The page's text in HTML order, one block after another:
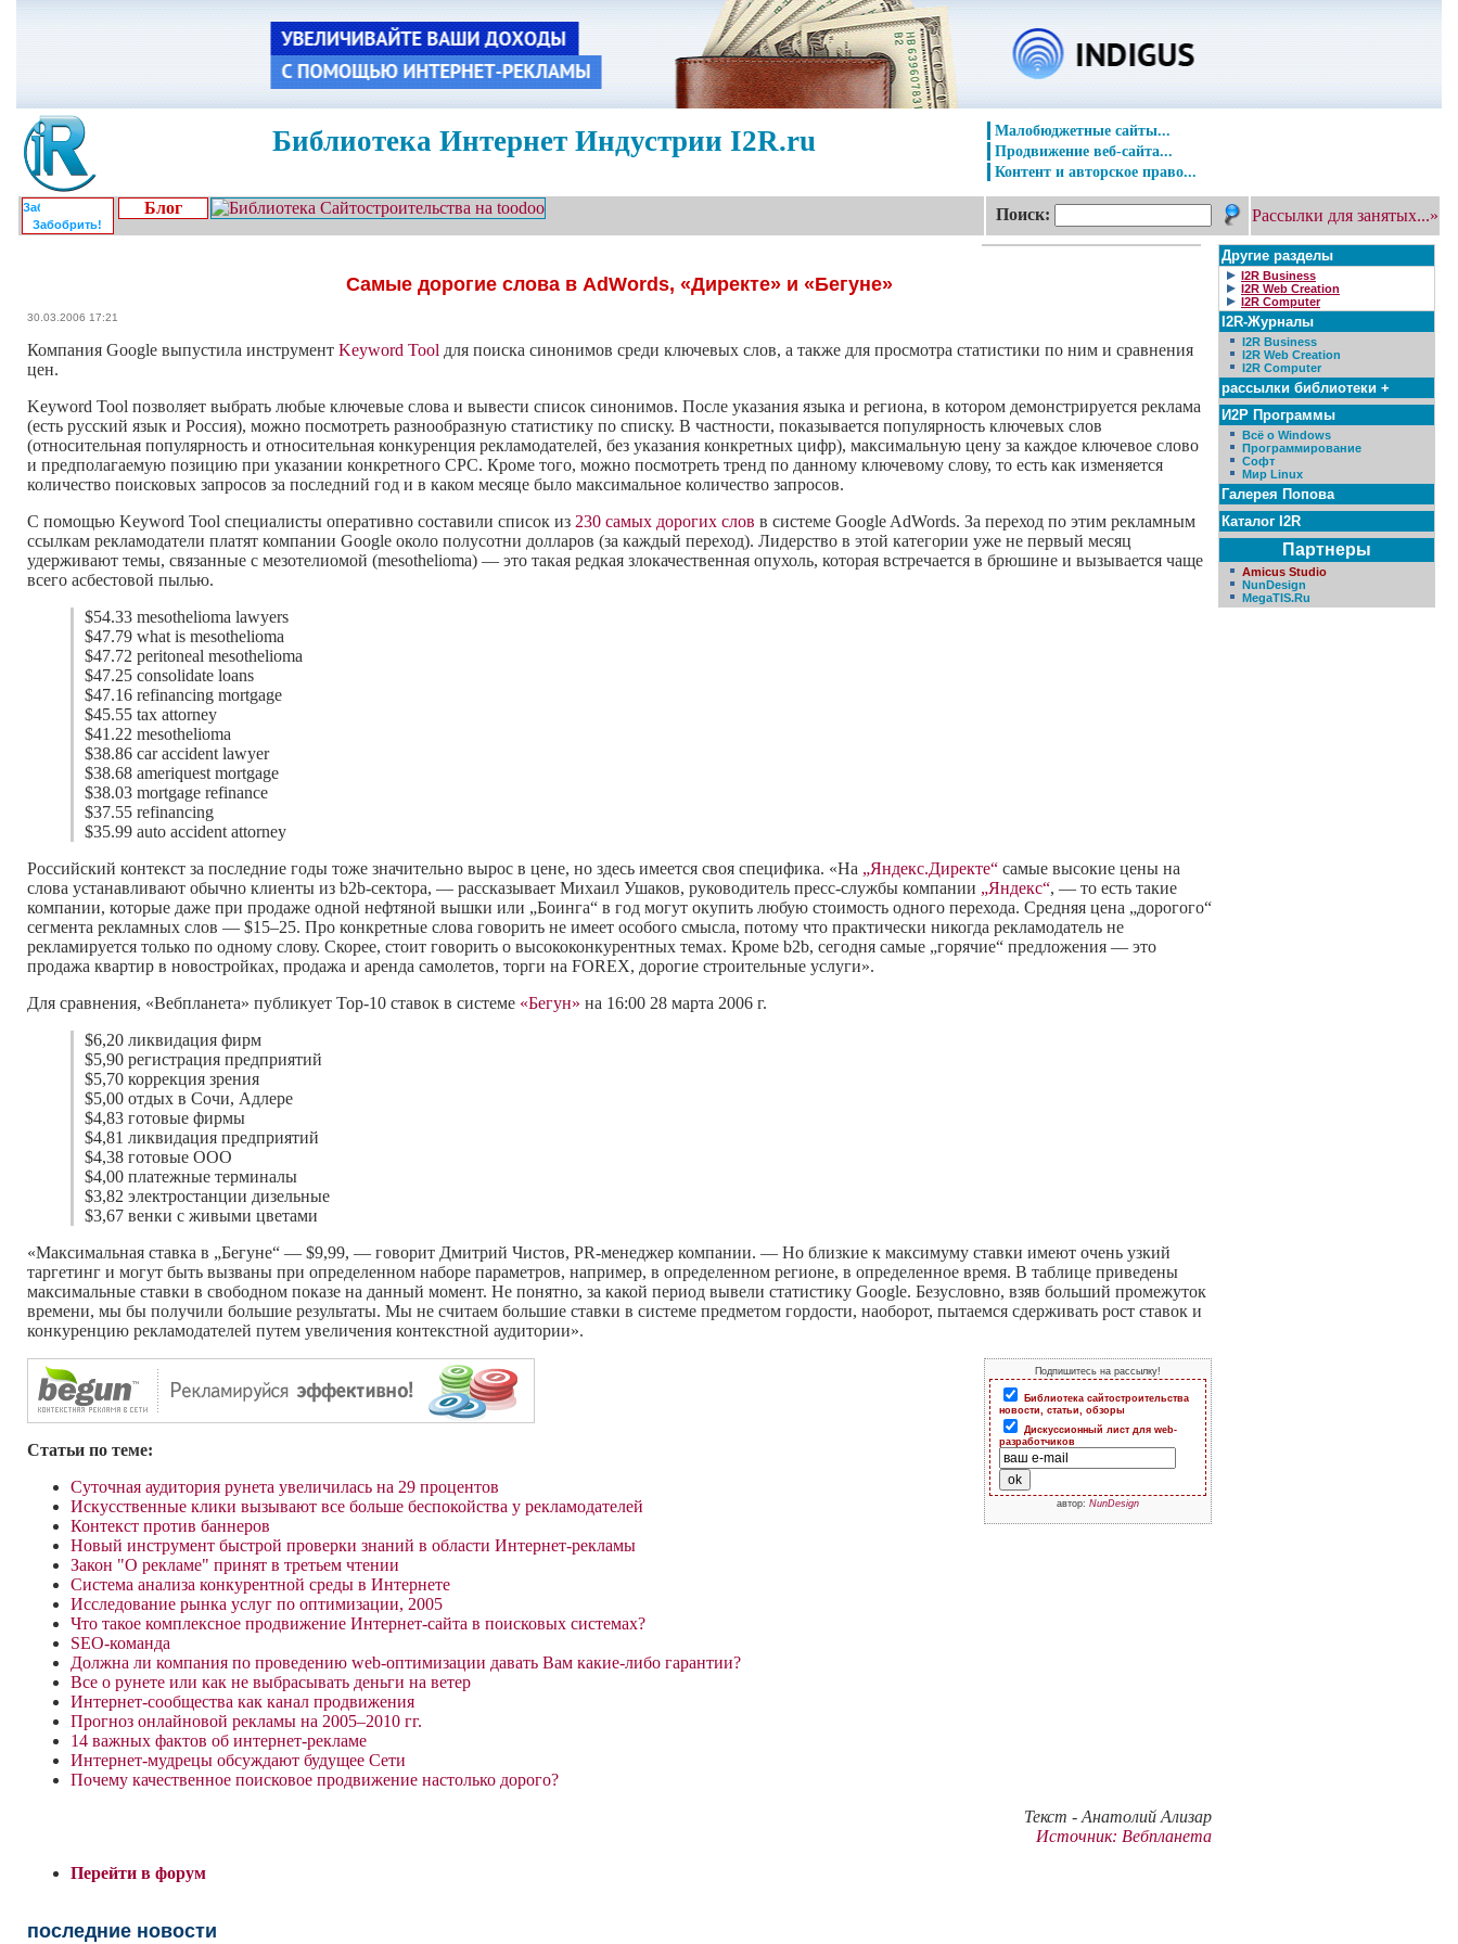
Библиотека Интернет Индустрии I2R.ru
Малобюджетные сайты...
Продвижение веб-сайта...
Контент и авторское право...
Забобрить!
Блог Поиск: Рассылки для занятых...»
Самые дорогие слова в AdWords, «Директе» и «Бегуне»
30.03.2006 17:21
Компания Google выпустила инструмент Keyword Tool для поиска синонимов среди ключевых слов, а также для просмотра статистики по ним и сравнения
цен.
Keyword Tool позволяет выбрать любые ключевые слова и вывести список синонимов. После указания языка и региона, в котором демонстрируется реклама
(есть русский язык и Россия), можно посмотреть разнообразную статистику по списку. В частности, показывается популярность ключевых слов
(относительная популярность и относительная конкуренция рекламодателей, без указания конкретных цифр), максимальную цену за каждое ключевое слово
и предполагаемую позицию при указании конкретного CPC. Кроме того, можно посмотреть тренд по данному ключевому слову, то есть как изменяется
количество поисковых запросов за последний год и в каком месяце было максимальное количество запросов.
С помощью Keyword Tool специалисты оперативно составили список из 230 самых дорогих слов в системе Google AdWords. За переход по этим рекламным
ссылкам рекламодатели платят компании Google около полусотни долларов (за каждый переход). Лидерство в этой категории уже не первый месяц
удерживают темы, связанные с мезотелиомой (mesothelioma) — это такая редкая злокачественная опухоль, которая встречается в брюшине и вызывается чаще
всего асбестовой пылью.
$54.33 mesothelioma lawyers
$47.79 what is mesothelioma
$47.72 peritoneal mesothelioma
$47.25 consolidate loans
$47.16 refinancing mortgage
$45.55 tax attorney
$41.22 mesothelioma
$38.86 car accident lawyer
$38.68 ameriquest mortgage
$38.03 mortgage refinance
$37.55 refinancing
$35.99 auto accident attorney
Российский контекст за последние годы тоже значительно вырос в цене, но здесь имеется своя специфика. «На „Яндекс.Директе“ самые высокие цены на
слова устанавливают обычно клиенты из b2b-сектора, — рассказывает Михаил Ушаков, руководитель пресс-службы компании „Яндекс“, — то есть такие
компании, которые даже при продаже одной нефтяной вышки или „Боинга“ в год могут окупить любую стоимость одного перехода. Средняя цена „дорогого“
сегмента рекламных слов — $15–25. Про конкретные слова говорить не имеет особого смысла, потому что практически никогда рекламодатель не
рекламируется только по одному слову. Скорее, стоит говорить о высококонкурентных темах. Кроме b2b, сегодня самые „горячие“ предложения — это
продажа квартир в новостройках, продажа и аренда самолетов, торги на FOREX, дорогие строительные услуги».
Для сравнения, «Вебпланета» публикует Top-10 ставок в системе «Бегун» на 16:00 28 марта 2006 г.
$6,20 ликвидация фирм
$5,90 регистрация предприятий
$5,70 коррекция зрения
$5,00 отдых в Сочи, Адлере
$4,83 готовые фирмы
$4,81 ликвидация предприятий
$4,38 готовые ООО
$4,00 платежные терминалы
$3,82 электростанции дизельные
$3,67 венки с живыми цветами
«Максимальная ставка в „Бегуне“ — $9,99, — говорит Дмитрий Чистов, PR-менеджер компании. — Но близкие к максимуму ставки имеют очень узкий
таргетинг и могут быть вызваны при определенном наборе параметров, например, в определенном регионе, в определенное время. В таблице приведены
максимальные ставки в свободном показе на данный момент. Не понятно, за какой период вывели статистику Google. Безусловно, взяв больший промежуток
времени, мы бы получили большие результаты. Мы не считаем большие ставки в системе предметом гордости, наоборот, пытаемся сдерживать рост ставок и
конкуренцию рекламодателей путем увеличения контекстной аудитории».
Подпишитесь на рассылку!
Библиотека сайтостроительства
новости, статьи, обзоры
Дискуссионный лист для web-
разработчиков
автор: NunDesign
Статьи по теме:
Суточная аудитория рунета увеличилась на 29 процентов
Искусственные клики вызывают все больше беспокойства у рекламодателей
Контекст против баннеров
Новый инструмент быстрой проверки знаний в области Интернет-рекламы
Закон "О рекламе" принят в третьем чтении
Система анализа конкурентной среды в Интернете
Исследование рынка услуг по оптимизации, 2005
Что такое комплексное продвижение Интернет-сайта в поисковых системах?
SEO-команда
Должна ли компания по проведению web-оптимизации давать Вам какие-либо гарантии?
Все о рунете или как не выбрасывать деньги на ветер
Интернет-сообщества как канал продвижения
Прогноз онлайновой рекламы на 2005–2010 гг.
14 важных фактов об интернет-рекламе
Интернет-мудрецы обсуждают будущее Сети
Почему качественное поисковое продвижение настолько дорого?
Текст - Анатолий Ализар
Источник: Вебпланета
Перейти в форум
последние новости
Другие разделы
I2R Business
I2R Web Creation
I2R Computer
I2R-Журналы
I2R Business
I2R Web Creation
I2R Computer
рассылки библиотеки +
И2Р Программы
Всё о Windows
Программирование
Софт
Мир Linux
Галерея Попова
Каталог I2R
Партнеры
Amicus Studio
NunDesign
MegaTIS.Ru